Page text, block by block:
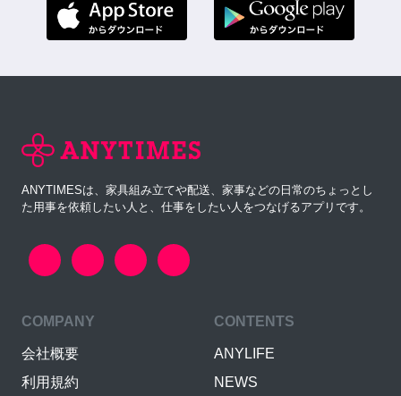
ANYTIMESは、家具組み立てや配送、家事などの日常のちょっとし
た用事を依頼したい人と、仕事をしたい人をつなげるアプリです。
COMPANY
会社概要
利用規約
CONTENTS
ANYLIFE
NEWS